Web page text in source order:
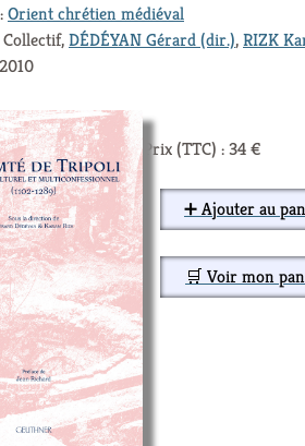
Orient chrétien médiéval
DÉDÉYAN Gérard (dir.),RIZK
Prix (TTC) : 34 €
➕ Ajouter au
🛒 Voir mon